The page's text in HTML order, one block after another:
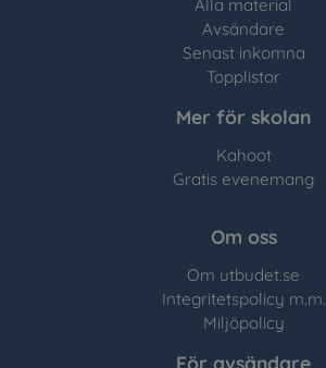
Alla material
Avsändare
Senast inkomna
Topplistor
Mer för skolan
Kahoot
Gratis evenemang
Om oss
Om utbudet.se
Integritetspolicy m.m.
Miljöpolicy
För avsändare